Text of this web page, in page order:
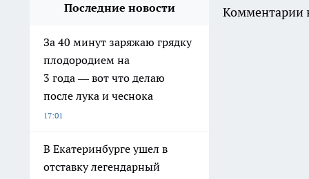
Последние новости
За 40 минут заряжаю грядку
плодородием на
3 года — вот что делаю
после лука и чеснока
17:01
В Екатеринбурге ушел в
отставку легендарный
Комментарии